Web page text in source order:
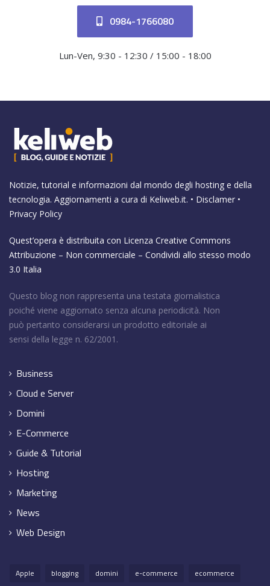
0984-1766080
Lun-Ven, 9:30 - 12:30 / 15:00 - 18:00
Notizie, tutorial e informazioni dal mondo degli hosting e della
tecnologia. Aggiornamenti a cura di Keliweb.it. • Disclamer •
Privacy Policy
Quest’opera è distribuita con Licenza Creative Commons
Attribuzione – Non commerciale – Condividi allo stesso modo
3.0 Italia
Questo blog non rappresenta una testata giornalistica
poiché viene aggiornato senza alcuna periodicità. Non
può pertanto considerarsi un prodotto editoriale ai
sensi della legge n. 62/2001.
Business
Cloud e Server
Domini
E-Commerce
Guide & Tutorial
Hosting
Marketing
News
Web Design
Apple blogging domini e-commerce ecommerce